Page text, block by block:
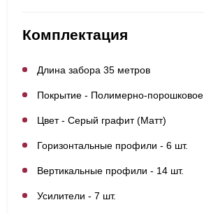
Комплектация
Длина забора 35 метров
Покрытие - Полимерно-порошковое
Цвет - Серый графит (Матт)
Горизонтальные профили - 6 шт.
Вертикальные профили - 14 шт.
Усилители - 7 шт.